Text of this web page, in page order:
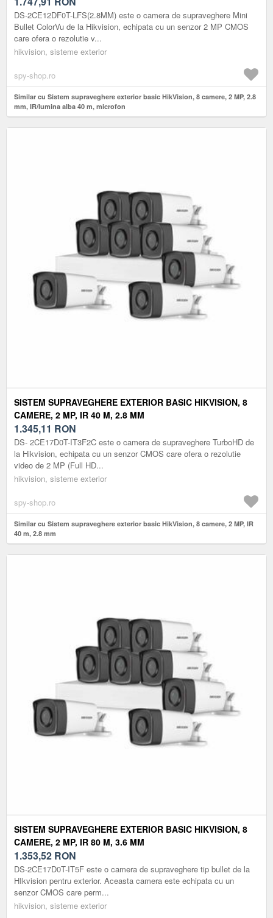
DS-2CE12DF0T-LFS(2.8MM) este o camera de supraveghere Mini
Bullet ColorVu de la Hikvision, echipata cu un senzor 2 MP CMOS
care ofera o rezolutie v...
hikvision, sisteme exterior
spy-shop.ro
Similar cu Sistem supraveghere exterior basic HikVision, 8 camere, 2 MP, 2.8
mm, IR/lumina alba 40 m, microfon
SISTEM SUPRAVEGHERE EXTERIOR BASIC HIKVISION, 8
CAMERE, 2 MP, IR 40 M, 2.8 MM
1.345,11 RON
DS- 2CE17D0T-IT3F2C este o camera de supraveghere TurboHD de
la Hikvision, echipata cu un senzor CMOS care ofera o rezolutie
video de 2 MP (Full HD...
hikvision, sisteme exterior
spy-shop.ro
Similar cu Sistem supraveghere exterior basic HikVision, 8 camere, 2 MP, IR
40 m, 2.8 mm
SISTEM SUPRAVEGHERE EXTERIOR BASIC HIKVISION, 8
CAMERE, 2 MP, IR 80 M, 3.6 MM
1.353,52 RON
DS-2CE17D0T-IT5F este o camera de supraveghere tip bullet de la
HIkvision pentru exterior. Aceasta camera este echipata cu un
senzor CMOS care perm...
hikvision, sisteme exterior